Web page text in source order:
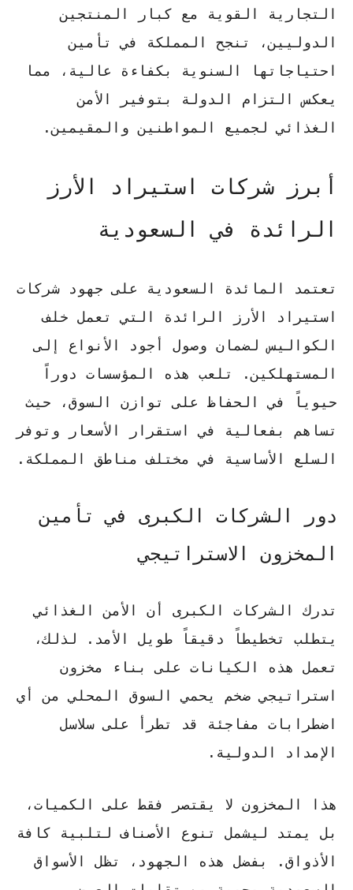
التجارية القوية مع كبار المنتجين
الدوليين، تنجح المملكة في تأمين
احتياجاتها السنوية بكفاءة عالية، مما
يعكس التزام الدولة بتوفير الأمن
الغذائيلجميع المواطنين والمقيمين.
أبرز شركات استيراد الأرز
الرائدة في السعودية
تعتمد المائدة السعودية على جهود شركات
استيراد الأرز الرائدة التي تعمل خلف
الكواليس لضمان وصول أجود الأنواع إلى
المستهلكين. تلعب هذه المؤسسات دوراً
حيوياً في الحفاظ على توازن السوق، حيث
تساهم بفعالية في استقرار الأسعار وتوفر
السلع الأساسية في مختلف مناطق المملكة.
دور الشركات الكبرى في تأمين
المخزون الاستراتيجي
تدرك الشركات الكبرى أن الأمن الغذائي
يتطلب تخطيطاً دقيقاً طويل الأمد. لذلك،
تعمل هذه الكيانات على بناء مخزون
استراتيجيضخم يحمي السوق المحلي من أي
اضطرابات مفاجئة قد تطرأ على سلاسل
الإمداد الدولية.
هذا المخزون لا يقتصر فقط على الكميات،
بل يمتد ليشمل تنوع الأصناف لتلبية كافة
الأذواق. بفضل هذه الجهود، تظل الأسواق